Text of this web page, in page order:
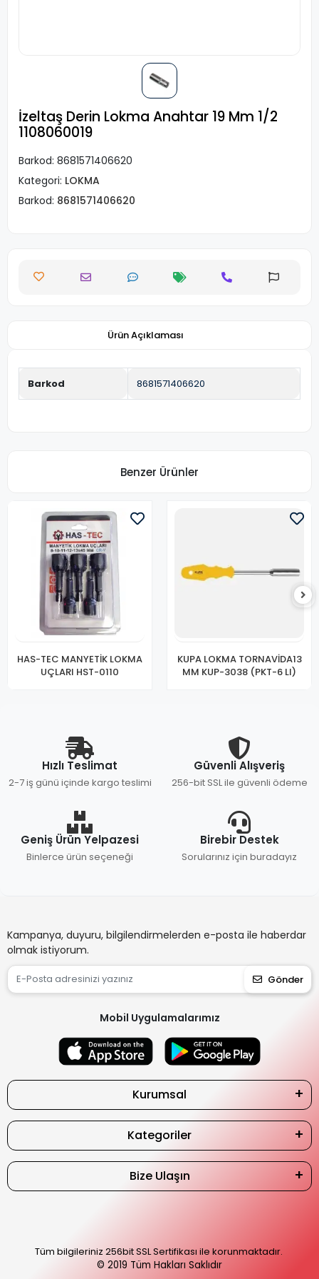
İzeltaş Derin Lokma Anahtar 19 Mm 1/2
1108060019
Barkod: 8681571406620
Kategori: LOKMA
Barkod: 8681571406620
Ürün Açıklaması
Barkod 8681571406620
Benzer Ürünler
HAS-TEC MANYETİK LOKMA
UÇLARI HST-0110
KUPA LOKMA TORNAVİDA13
MM KUP-3038 (PKT-6 LI)
Hızlı Teslimat
2-7 iş günü içinde kargo teslimi
Güvenli Alışveriş
256-bit SSL ile güvenli ödeme
Geniş Ürün Yelpazesi
Binlerce ürün seçeneği
Birebir Destek
Sorularınız için buradayız
Kampanya, duyuru, bilgilendirmelerden e-posta ile haberdar
olmak istiyorum.
Gönder
Mobil Uygulamalarımız
Kurumsal
Kategoriler
Bize Ulaşın
Tüm bilgileriniz 256bit SSL Sertifikası ile korunmaktadır.
© 2019 Tüm Hakları Saklıdır